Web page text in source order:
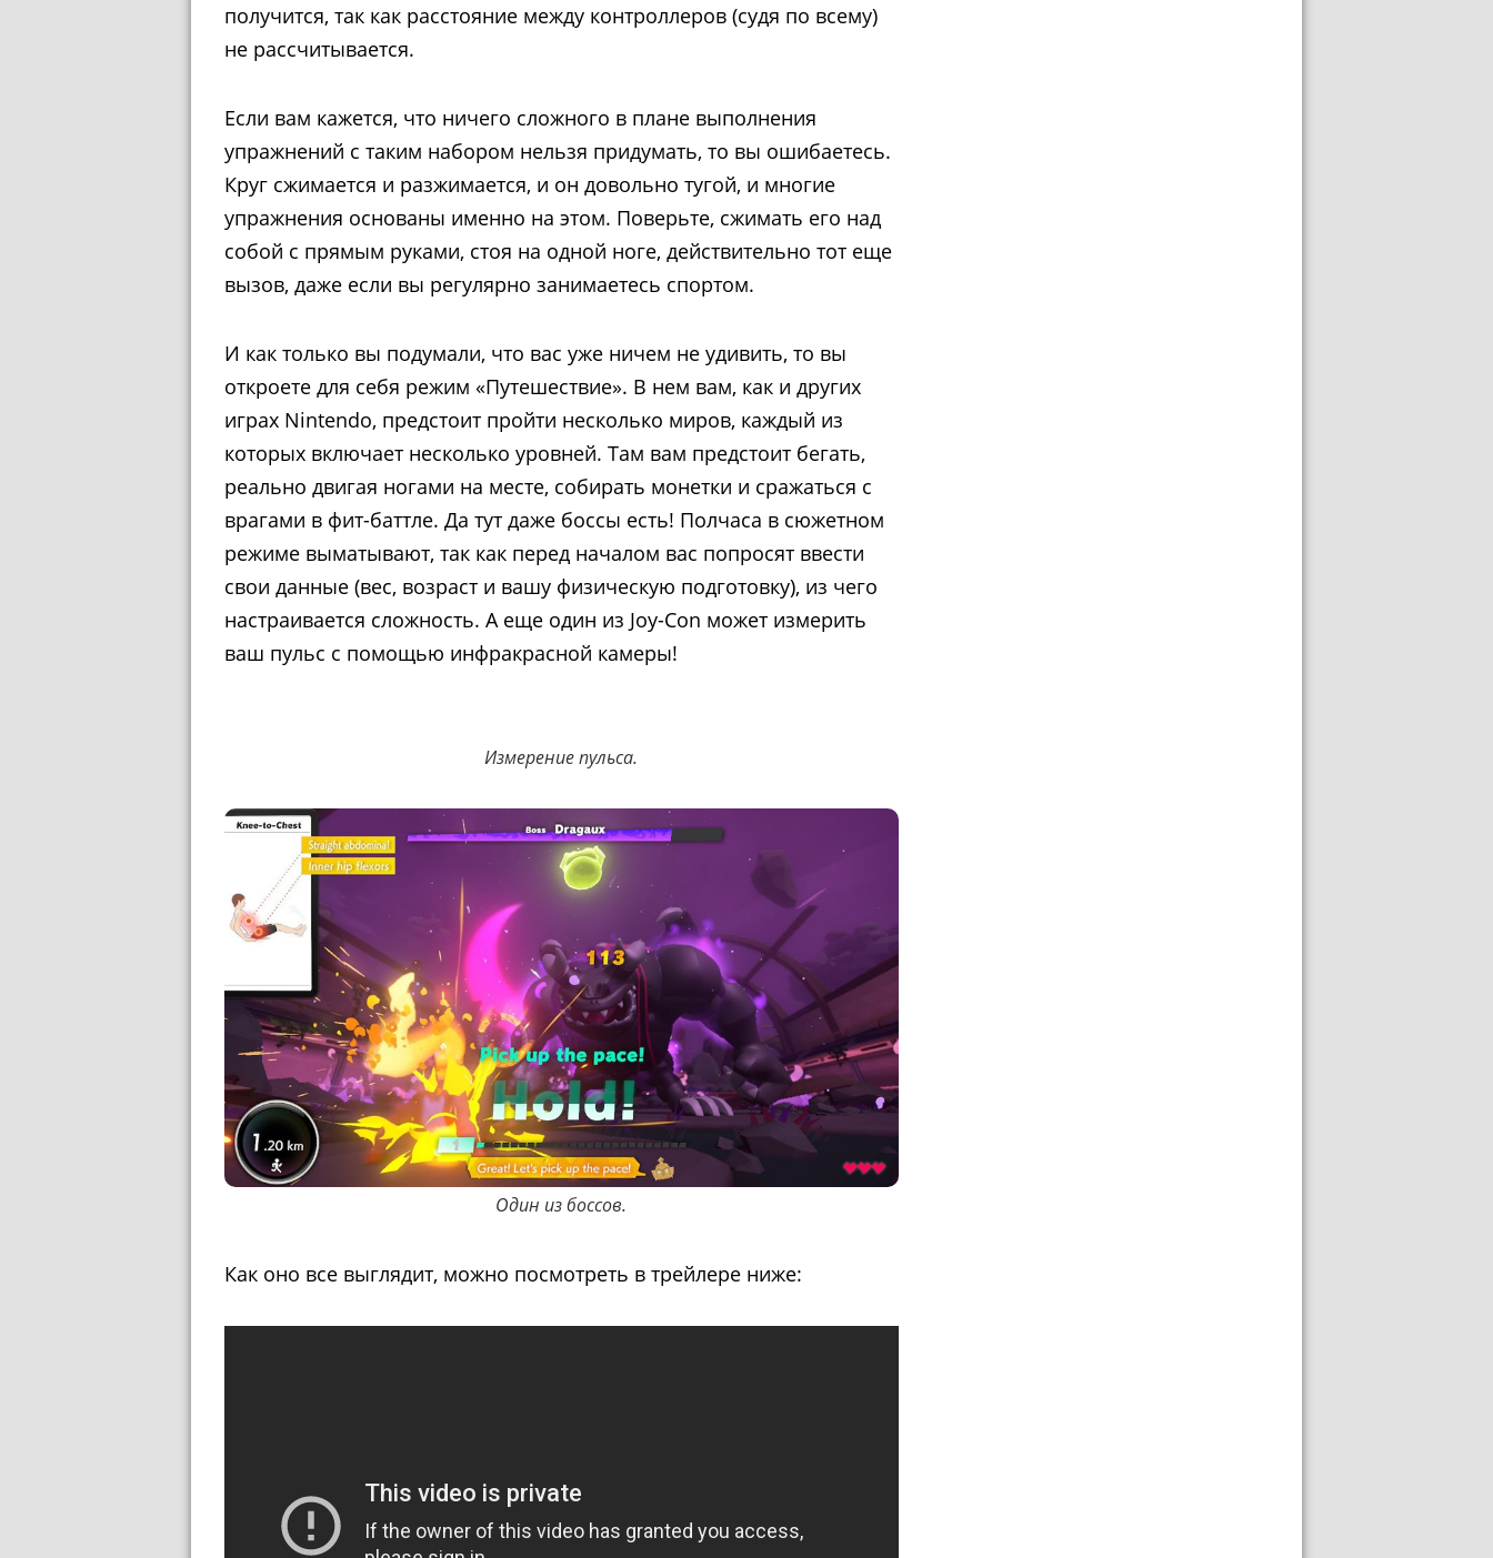
получится, так как расстояние между контроллеров (судя по всему)
не рассчитывается.
Если вам кажется, что ничего сложного в плане выполнения
упражнений с таким набором нельзя придумать, то вы ошибаетесь.
Круг сжимается и разжимается, и он довольно тугой, и многие
упражнения основаны именно на этом. Поверьте, сжимать его над
собой с прямым руками, стоя на одной ноге, действительно тот еще
вызов, даже если вы регулярно занимаетесь спортом.
И как только вы подумали, что вас уже ничем не удивить, то вы
откроете для себя режим «Путешествие». В нем вам, как и других
играх Nintendo, предстоит пройти несколько миров, каждый из
которых включает несколько уровней. Там вам предстоит бегать,
реально двигая ногами на месте, собирать монетки и сражаться с
врагами в фит-баттле. Да тут даже боссы есть! Полчаса в сюжетном
режиме выматывают, так как перед началом вас попросят ввести
свои данные (вес, возраст и вашу физическую подготовку), из чего
настраивается сложность. А еще один из Joy-Con может измерить
ваш пульс с помощью инфракрасной камеры!
Измерение пульса.
Один из боссов.
Как оно все выглядит, можно посмотреть в трейлере ниже: